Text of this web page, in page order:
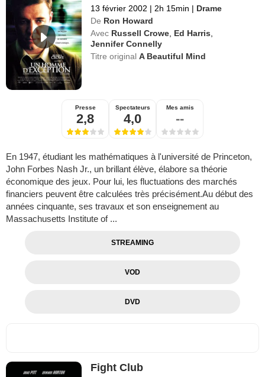
13 février 2002 | 2h 15min | Drame
De Ron Howard
Avec Russell Crowe Ed Harris
Jennifer Connelly
Titre originalA Beautiful Mind
Presse
2,8
Spectateurs
4,0
Mes amis
--
En 1947, étudiant les mathématiques à l'université de Princeton,
John Forbes Nash Jr., un brillant élève, élabore sa théorie
économique des jeux. Pour lui, les fluctuations des marchés
financiers peuvent être calculées très précisément.Au début des
années cinquante, ses travaux et son enseignement au
Massachusetts Institute of ...
STREAMING
VOD
DVD
Fight Club